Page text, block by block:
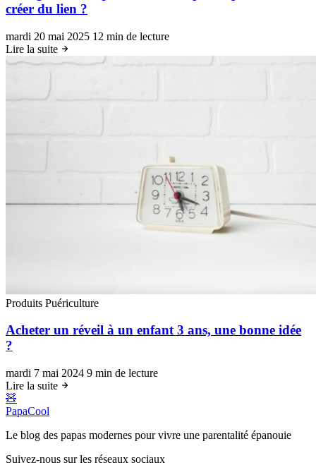
créer du lien ?
mardi 20 mai 2025 12 min de lecture
Lire la suite
Produits Puériculture
Acheter un réveil à un enfant 3 ans, une bonne idée
?
mardi 7 mai 2024 9 min de lecture
Lire la suite
🧸
PapaCool
Le blog des papas modernes pour vivre une parentalité épanouie
Suivez-nous sur les réseaux sociaux